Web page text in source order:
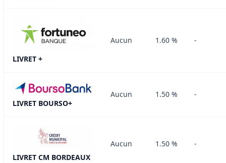
LIVRET +
Aucun 1.60 % -
LIVRET BOURSO+
Aucun 1.50 % -
LIVRET CM BORDEAUX
Aucun 1.50 % -